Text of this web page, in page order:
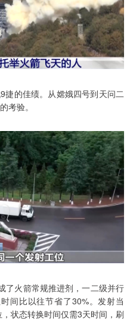
捷的佳绩。从嫦娥四号到天问二
考验。
了火箭常规推进剂，一二级并行
间比以往节省了30%。发射当
状态转换时间仅需3天时间，刷